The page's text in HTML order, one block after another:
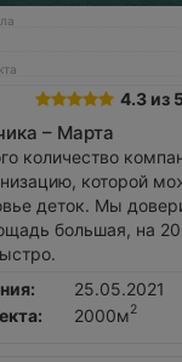
4.3 из
– Марта
количество
которой
деток. Мы
большая, на
25.05.2021
2000м2